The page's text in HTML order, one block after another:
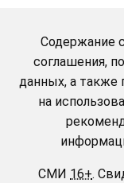
Содержание
соглашения,
данных, а также
на
СМИ 16+.